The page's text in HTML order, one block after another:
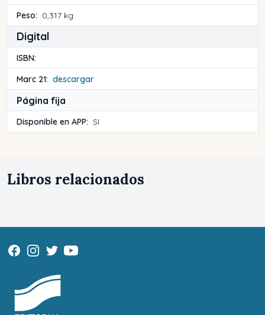
Peso: 0,317 kg
Digital
ISBN:
Marc 21: descargar
Página fija
Disponible en APP: Sí
Libros relacionados